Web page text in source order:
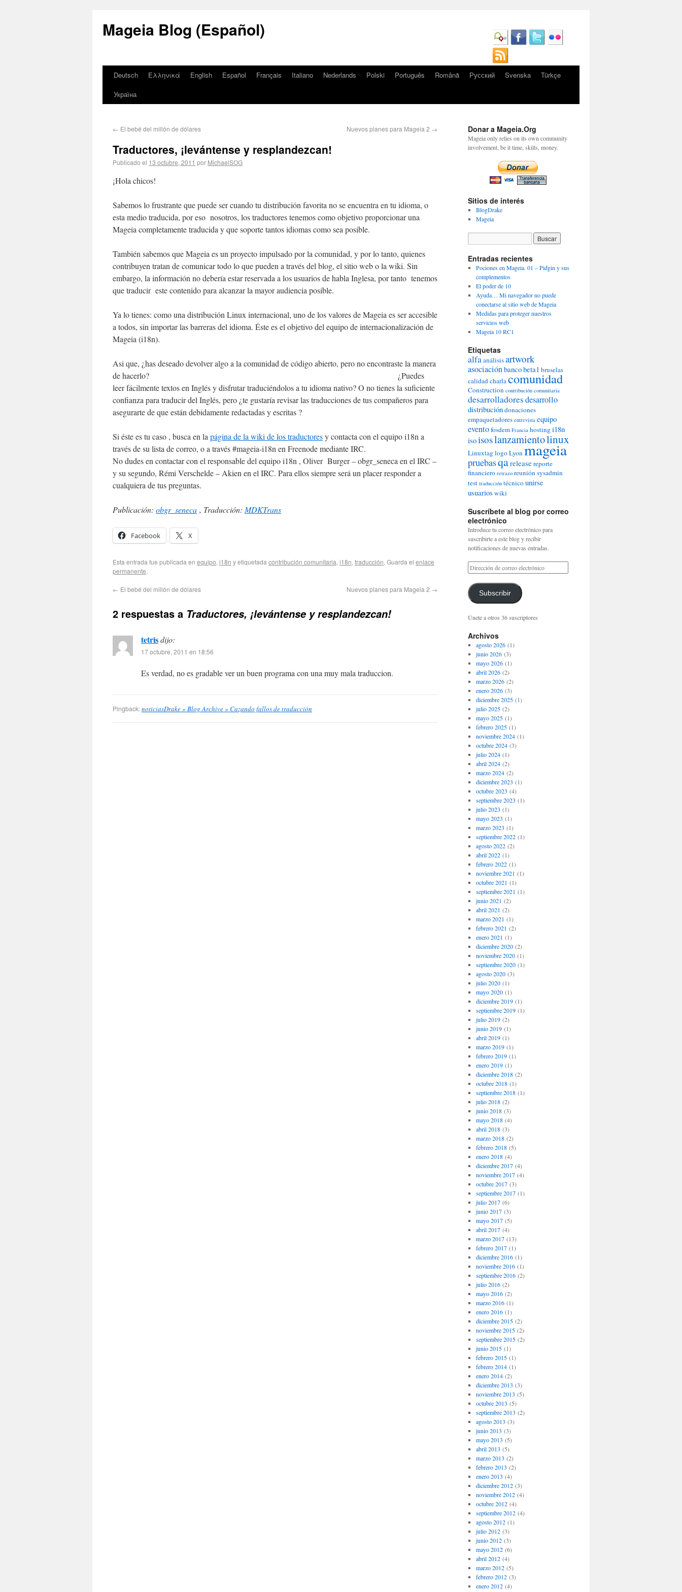
Mageia Blog (Español)
Deutsch Ελληνικά English Español Français Italiano Nederlands Polski Português Română Русский Svenska
Türkçe
Україна
← El bebé del millón de dólares Nuevos planes para Mageia 2 →
Traductores, ¡levántense y resplandezcan!
Publicado el 13 octubre, 2011 por MichaelSOG
¡Hola chicos!
Sabemos lo frustrante que puede ser cuando tu distribución favorita no se encuentra en tu idioma, o
esta medio traducida, por eso nosotros, los traductores tenemos como objetivo proporcionar una
Mageia completamente traducida y que soporte tantos idiomas como sea posible.
También sabemos que Mageia es un proyecto impulsado por la comunidad, y por lo tanto, quienes
contribuyen tratan de comunicar todo lo que pueden a través del blog, el sitio web o la wiki. Sin
embargo, la información no debería estar reservada a los usuarios de habla Inglesa, por tanto tenemos
que traducir este contenido para alcanzar la mayor audiencia posible.
Ya lo tienes: como una distribución Linux internacional, uno de los valores de Mageia es ser accesible
a todos, sin importar las barreras del idioma. Éste es el objetivo del equipo de internacionalización de
Mageia (i18n).
Asi que, ¿has deseado devolver algo a la comunidad de código abierto, pero no encontraste la manera
de hacerlo? ¿Puedes
leer fácilmente textos en Inglés y disfrutar traduciéndolos a tu idioma nativo? O no tienes la suficiente
confianza para traducir del Inglés, pero ¿te gustaría revisar las traducciones de tus compañeros para
asegurarte de que están debidamente redactadas y escritas ?
Si éste es tu caso , busca en la página de la wiki de los traductoresy contacta con el equipo i18n a
través de su lista de correo, o a través #mageia-i18n en Freenode mediante IRC.
No dudes en contactar con el responsable del equipo i18n , Oliver Burger – obgr_seneca en el IRC –
y su segundo, Rémi Verschelde – Akien en el IRC. Para ellos siempre será un placer responder a
cualquiera de tus preguntas.
Publicación: obgr_seneca , Traducción: MDKTrans
Facebook X
Esta entrada fue publicada en equipo, i18n y etiquetada contribución comunitaria, i18n, traducción. Guarda el enlace
permanente.
← El bebé del millón de dólares Nuevos planes para Mageia 2 →
2 respuestas a Traductores, ¡levántense y resplandezcan!
tetrisdijo:
17 octubre, 2011 en 18:56
Es verdad, no es gradable ver un buen programa con una muy mala traduccion.
Pingback:noticiasDrake » Blog Archive » Cazando fallos de traducción
Donar a Mageia.Org
Mageia only relies on its own community
involvement, be it time, skills, money.
Sitios de interés
BlogDrake
Mageia
Entradas recientes
Pociones en Mageia. 01 – Pidgin y sus
complementos
El poder de 10
Ayuda… Mi navegador no puede
conectarse al sitio web de Mageia
Medidas para proteger nuestros
servicios web
Mageia 10 RC1
Etiquetas
alfaanálisisartwork
asociaciónbancobeta1 bruselas
calidadcharlacomunidad
Construction contribución comunitaria
desarrolladoresdesarrollo
distribucióndonaciones
empaquetadores entrevista equipo
eventofosdem Francia hosting i18n
isoisoslanzamientolinux
Linuxtag logoLyonmageia
pruebasqareleasereporte
financiero retrazo reuniónsysadmin
test traducción técnicounirse
usuarios wiki
Suscríbete al blog por correo
electrónico
Introduce tu correo electrónico para
suscribirte a este blog y recibir
notificaciones de nuevas entradas.
Subscribir
Únete a otros 36 suscriptores
Archivos
agosto 2026(1)
junio 2026(3)
mayo 2026(1)
abril 2026(2)
marzo 2026(2)
enero 2026(3)
diciembre 2025(1)
julio 2025(2)
mayo 2025(1)
febrero 2025(1)
noviembre 2024(1)
octubre 2024(3)
julio 2024(1)
abril 2024(2)
marzo 2024(2)
diciembre 2023 (1)
octubre 2023 (4)
septiembre 2023 (1)
julio 2023 (1)
mayo 2023 (1)
marzo 2023 (1)
septiembre 2022(1)
agosto 2022(2)
abril 2022(1)
febrero 2022(1)
noviembre 2021 (1)
octubre 2021 (1)
septiembre 2021 (1)
junio 2021 (2)
abril 2021 (2)
marzo 2021 (1)
febrero 2021 (2)
enero 2021 (1)
diciembre 2020(2)
noviembre 2020(1)
septiembre 2020(1)
agosto 2020(3)
julio 2020(1)
mayo 2020(1)
diciembre 2019(1)
septiembre 2019(1)
julio 2019(2)
junio 2019(1)
abril 2019(1)
marzo 2019(1)
febrero 2019(1)
enero 2019(1)
diciembre 2018(2)
octubre 2018(1)
septiembre 2018(1)
julio 2018(2)
junio 2018(3)
mayo 2018(4)
abril 2018(3)
marzo 2018(2)
febrero 2018(5)
enero 2018(4)
diciembre 2017(4)
noviembre 2017(4)
octubre 2017(3)
septiembre 2017(1)
julio 2017(6)
junio 2017(3)
mayo 2017(5)
abril 2017(4)
marzo 2017(13)
febrero 2017(1)
diciembre 2016(1)
noviembre 2016(1)
septiembre 2016(2)
julio 2016(2)
mayo 2016(2)
marzo 2016(1)
enero 2016(1)
diciembre 2015(2)
noviembre 2015(2)
septiembre 2015(2)
junio 2015(1)
febrero 2015(1)
febrero 2014(1)
enero 2014(2)
diciembre 2013 (3)
noviembre 2013 (5)
octubre 2013 (5)
septiembre 2013 (2)
agosto 2013 (3)
junio 2013 (3)
mayo 2013 (5)
abril 2013 (5)
marzo 2013 (2)
febrero 2013 (2)
enero 2013 (4)
diciembre 2012(3)
noviembre 2012(4)
octubre 2012(4)
septiembre 2012(4)
agosto 2012(1)
julio 2012(3)
junio 2012(3)
mayo 2012(6)
abril 2012(4)
marzo 2012(5)
febrero 2012(3)
enero 2012(4)